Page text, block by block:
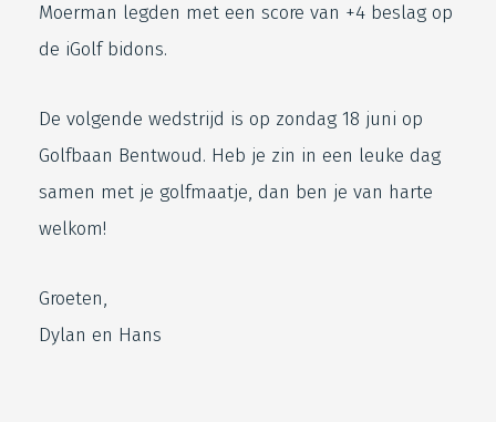
Moerman legden met een score van +4 beslag op
de iGolf bidons.
De volgende wedstrijd is op zondag 18 juni op
Golfbaan Bentwoud. Heb je zin in een leuke dag
samen met je golfmaatje, dan ben je van harte
welkom!
Groeten,
Dylan en Hans